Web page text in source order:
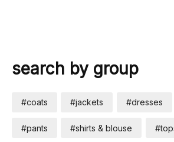
search by group
#coats #jackets #dresses
#pants #shirts & blouse